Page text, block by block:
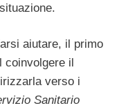
aiutare, il primo
il
verso i
Sanitario